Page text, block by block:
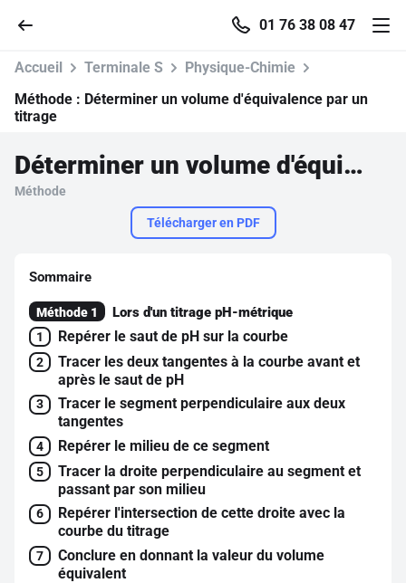
01 76 38 08 47
Parcourir
Se connecter
Accueil Terminale S
Physique-Chimie
Méthode : Déterminer un volume d'équivalence par un
titrage
Déterminer un volume d'équivalence par un titrage
Méthode
Télécharger en PDF
Sommaire
Méthode 1 Lors d'un titrage pH-métrique
1 Repérer le saut de pH sur la courbe
2
Tracer les deux tangentes à la courbe avant et
après le saut de pH
3
Tracer le segment perpendiculaire aux deux
tangentes
4 Repérer le milieu de ce segment
5
Tracer la droite perpendiculaire au segment et
passant par son milieu
6
Repérer l'intersection de cette droite avec la
courbe du titrage
7
Conclure en donnant la valeur du volume
équivalent